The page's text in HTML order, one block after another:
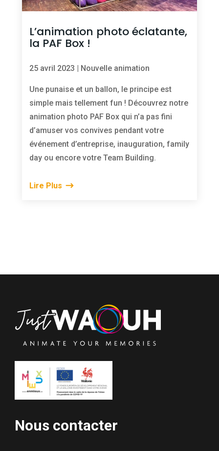
L’animation photo éclatante,
la PAF Box !
25 avril 2023 | Nouvelle animation
Une punaise et un ballon, le principe est
simple mais tellement fun ! Découvrez notre
animation photo PAF Box qui n’a pas fini
d’amuser vos convives pendant votre
événement d’entreprise, inauguration, family
day ou encore votre Team Building.
Lire Plus
Nous contacter